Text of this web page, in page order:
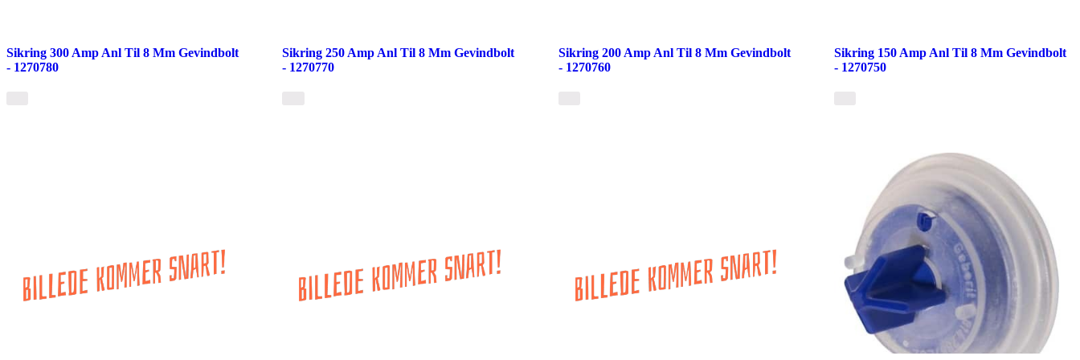
Sikring 300 Amp Anl Til 8 Mm Gevindbolt
- 1270780
Sikring 250 Amp Anl Til 8 Mm Gevindbolt
- 1270770
Sikring 200 Amp Anl Til 8 Mm Gevindbolt
- 1270760
Sikring 150 Amp Anl Til 8 Mm Gevindbolt
- 1270750